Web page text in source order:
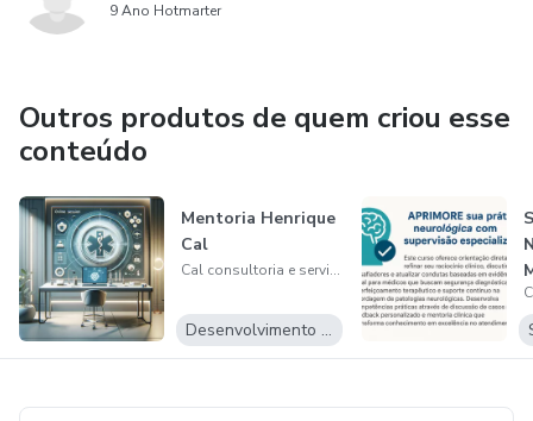
10 Armadilhas no dia-a-dia.
12) Mas e se meu familiar já estiver mal? Como lidar com
9 Ano Hotmarter
Outros produtos de quem criou esse
conteúdo
Mentoria Henrique
Cal
Cal consultoria e serviços ltda - EPP
Desenvolvimento Pessoal